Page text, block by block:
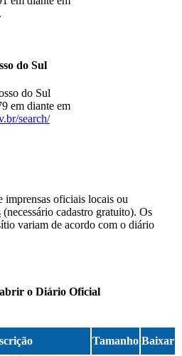
do Sul
do Sul
em diante em
search/
imprensas oficiais locais ou
(necessário cadastro gratuito). Os
variam de acordo com o diário
o Diário Oficial
Tamanho Baixar